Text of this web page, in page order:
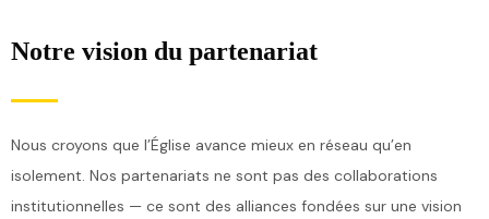
Notre vision du partenariat
Nous croyons que l’Église avance mieux en réseau qu’en
isolement. Nos partenariats ne sont pas des collaborations
institutionnelles — ce sont des alliances fondées sur une vision